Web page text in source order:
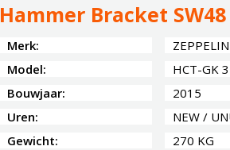
Hammer Bracket SW48
Merk:
ZEPPELIN
Model:
HCT-GK
Bouwjaar:
2015
Uren:
NEW /
Gewicht:
270 KG